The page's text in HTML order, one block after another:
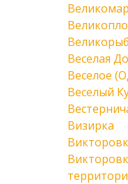
Веселая
Веселое
Веселый
Визирка